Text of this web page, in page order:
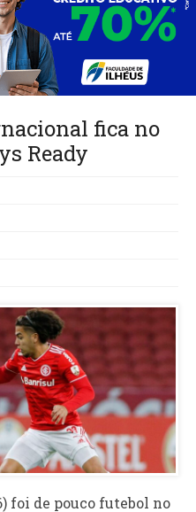
fica no
Ready
foi de pouco futebol no